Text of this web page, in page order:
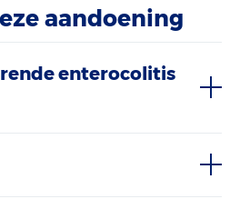
aandoening
enterocolitis